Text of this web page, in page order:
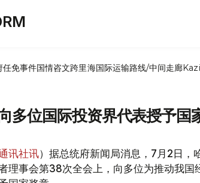
任免事件国情咨文跨里海国际运输路线/中间走廊
多位国际投资界代表授予国
讯社讯）据总统府新闻局消息，7月2日，
理事会第38次全会上，向多位为推动我国